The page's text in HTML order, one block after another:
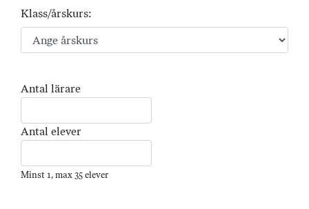
Klass/årskurs:
Antal lärare
Antal elever
Minst 1, max 35 elever